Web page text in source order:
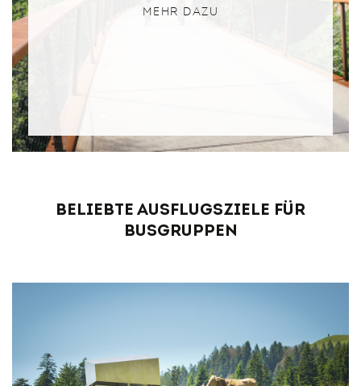
MEHR DAZU
Beliebte Ausflugsziele für
Busgruppen